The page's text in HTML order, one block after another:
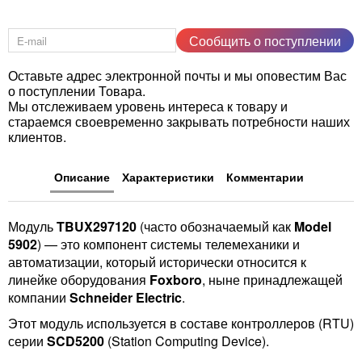
Сообщить о поступлении
Оставьте адрес электронной почты и мы оповестим Вас
о поступлении Товара.
Мы отслеживаем уровень интереса к товару и
стараемся своевременно закрывать потребности наших
клиентов.
Описание Характеристики Комментарии
МодульTBUX297120 (часто обозначаемый как Model
5902) — это компонент системы телемеханики и
автоматизации, который исторически относится к
линейке оборудования Foxboro, ныне принадлежащей
компании Schneider Electric.
Этот модуль используется в составе контроллеров (RTU)
серии SCD5200 (Station Computing Device).